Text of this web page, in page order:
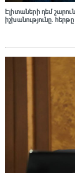
Էլիտաների դեմ
իշխանությունը.